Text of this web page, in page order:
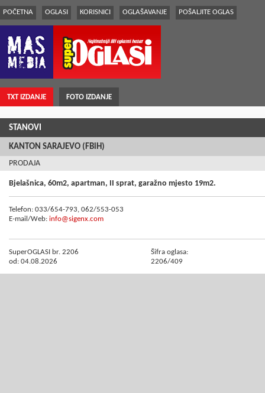
POČETNA OGLASI KORISNICI OGLAŠAVANJE POŠALJITE OGLAS
TXT IZDANJE FOTO IZDANJE
STANOVI
KANTON SARAJEVO (FBiH)
PRODAJA
Bjelašnica, 60m2, apartman, II sprat, garažno mjesto 19m2.
Telefon: 033/654-793, 062/553-053
E-mail/Web: info@sigenx.com
SuperOGLASI br. 2206
od: 04.08.2026
Šifra oglasa:
2206/409